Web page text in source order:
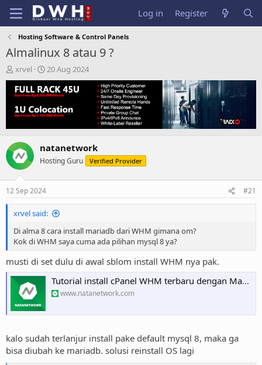
Log in Register
Hosting Software & Control Panels
Almalinux 8 atau 9 ?
T
h
r
e
a
s
t
a
r
r
xrvel
S
t
a
r
t
a
e
20 Aug 2024
natanetwork
Hosting Guru Verified Provider
12 Sep 2024 #21
xrvel said:
Di alma 8 cara install mariadb dari WHM gimana om?
Kok di WHM saya cuma ada pilihan mysql 8 ya?
musti di set dulu di awal sblom install WHM nya pak.
Tutorial install cPanel WHM terbaru dengan MariaDB atau mySQL sebagai default Database - Knowledgebase - NATANETWORK - Web Hosting Indonesia Terbaik
www.natanetwork.com
kalo sudah terlanjur install pake default mysql 8, maka ga
bisa diubah ke mariadb. solusi reinstall OS lagi